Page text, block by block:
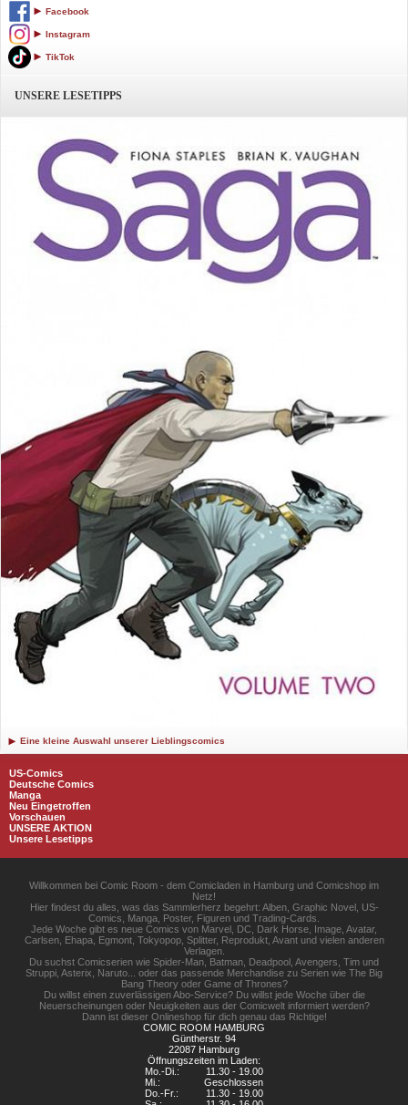
Facebook
Instagram
TikTok
UNSERE LESETIPPS
Eine kleine Auswahl unserer Lieblingscomics
US-Comics
Deutsche Comics
Manga
Neu Eingetroffen
Vorschauen
UNSERE AKTION
Unsere Lesetipps
Willkommen bei Comic Room - dem Comicladen in Hamburg und Comicshop im
Netz!
Hier findest du alles, was das Sammlerherz begehrt: Alben, Graphic Novel, US-
Comics, Manga, Poster, Figuren und Trading-Cards.
Jede Woche gibt es neue Comics von Marvel, DC, Dark Horse, Image, Avatar,
Carlsen, Ehapa, Egmont, Tokyopop, Splitter, Reprodukt, Avant und vielen anderen
Verlagen.
Du suchst Comicserien wie Spider-Man, Batman, Deadpool, Avengers, Tim und
Struppi, Asterix, Naruto... oder das passende Merchandise zu Serien wie The Big
Bang Theory oder Game of Thrones?
Du willst einen zuverlässigen Abo-Service? Du willst jede Woche über die
Neuerscheinungen oder Neuigkeiten aus der Comicwelt informiert werden?
Dann ist dieser Onlineshop für dich genau das Richtige!
COMIC ROOM HAMBURG
Güntherstr. 94
22087 Hamburg
Öffnungszeiten im Laden:
Mo.-Di.:
11.30 - 19.00
Mi.:
Geschlossen
Do.-Fr.:
11.30 - 19.00